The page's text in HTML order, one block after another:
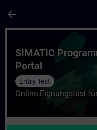
arrow_back
Cours -
SIMATIC
Portal
Entry Test
Online-Eignungstest